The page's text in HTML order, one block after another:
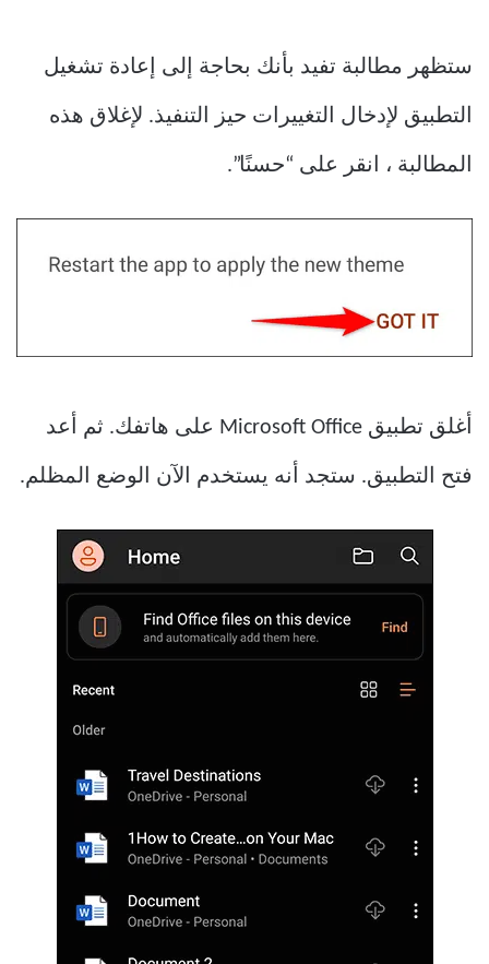
ستظهر مطالبة تفيد بأنك بحاجة إلى إعادة تشغيل
التطبيق لإدخال التغييرات حيز التنفيذ. لإغلاق هذه
المطالبة ، انقر على “حسنًا”.
أغلق تطبيق Microsoft Office على هاتفك. ثم أعد
فتح التطبيق. ستجد أنه يستخدم الآن الوضع المظلم.